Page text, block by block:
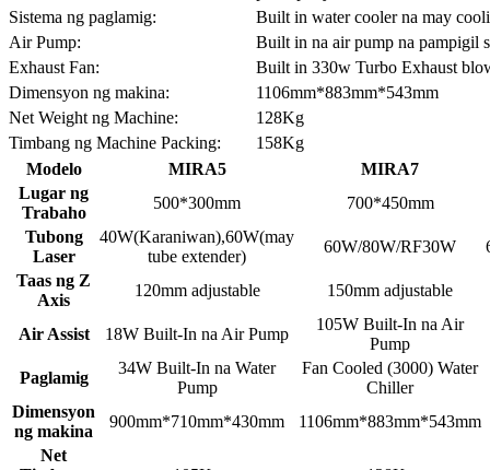
Sistema ng paglamig:
Built in water cooler na may
Air Pump:
Built in na air pump na pampigil
Exhaust Fan:
Built in 330w Turbo Exhaust
Dimensyon ng makina:
1106mm*883mm*543mm
Net Weight ng Machine:
128Kg
Timbang ng Machine Packing:
158Kg
Modelo
MIRA5
MIRA7
Lugar ng
Trabaho
500*300mm
700*450mm
Tubong
Laser
40W(Karaniwan),60W(may
tube extender)
60W/80W/RF30W
Taas ng Z
Axis
120mm adjustable 150mm adjustable
Air Assist 18W Built-In na Air Pump
105W Built-In na Air
Pump
Paglamig
34W Built-In na Water
Pump
Fan Cooled (3000) Water
Chiller
Dimensyon
ng makina
900mm*710mm*430mm
1106mm*883mm*543mm
Net